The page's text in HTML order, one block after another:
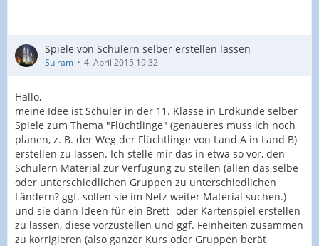
Spiele von Schülern selber erstellen lassen
Suiram 4. April 2015 19:32
Hallo,
meine Idee ist Schüler in der 11. Klasse in Erdkunde selber
Spiele zum Thema "Flüchtlinge" (genaueres muss ich noch
planen, z. B. der Weg der Flüchtlinge von Land A in Land B)
erstellen zu lassen. Ich stelle mir das in etwa so vor, den
Schülern Material zur Verfügung zu stellen (allen das selbe
oder unterschiedlichen Gruppen zu unterschiedlichen
Ländern? ggf. sollen sie im Netz weiter Material suchen.)
und sie dann Ideen für ein Brett- oder Kartenspiel erstellen
zu lassen, diese vorzustellen und ggf. Feinheiten zusammen
zu korrigieren (also ganzer Kurs oder Gruppen berät